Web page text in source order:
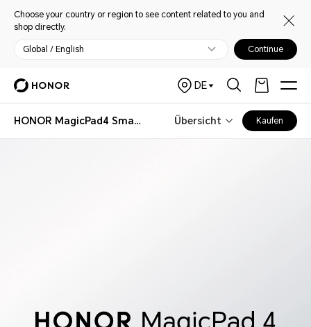
Choose your country or region to see content related to you and
shop directly.
Global / English Continue
DE
HONOR MagicPad4 Smart Keyboard Übersicht Kaufen